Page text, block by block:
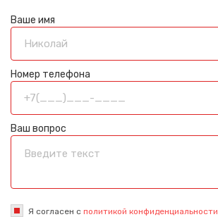
Ваше имя
Номер телефона
Ваш вопрос
Я согласен с политикой конфиденциальности